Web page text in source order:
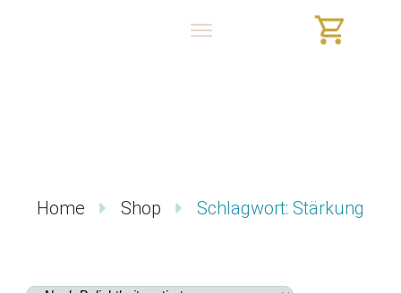
Home Shop Schlagwort: Stärkung